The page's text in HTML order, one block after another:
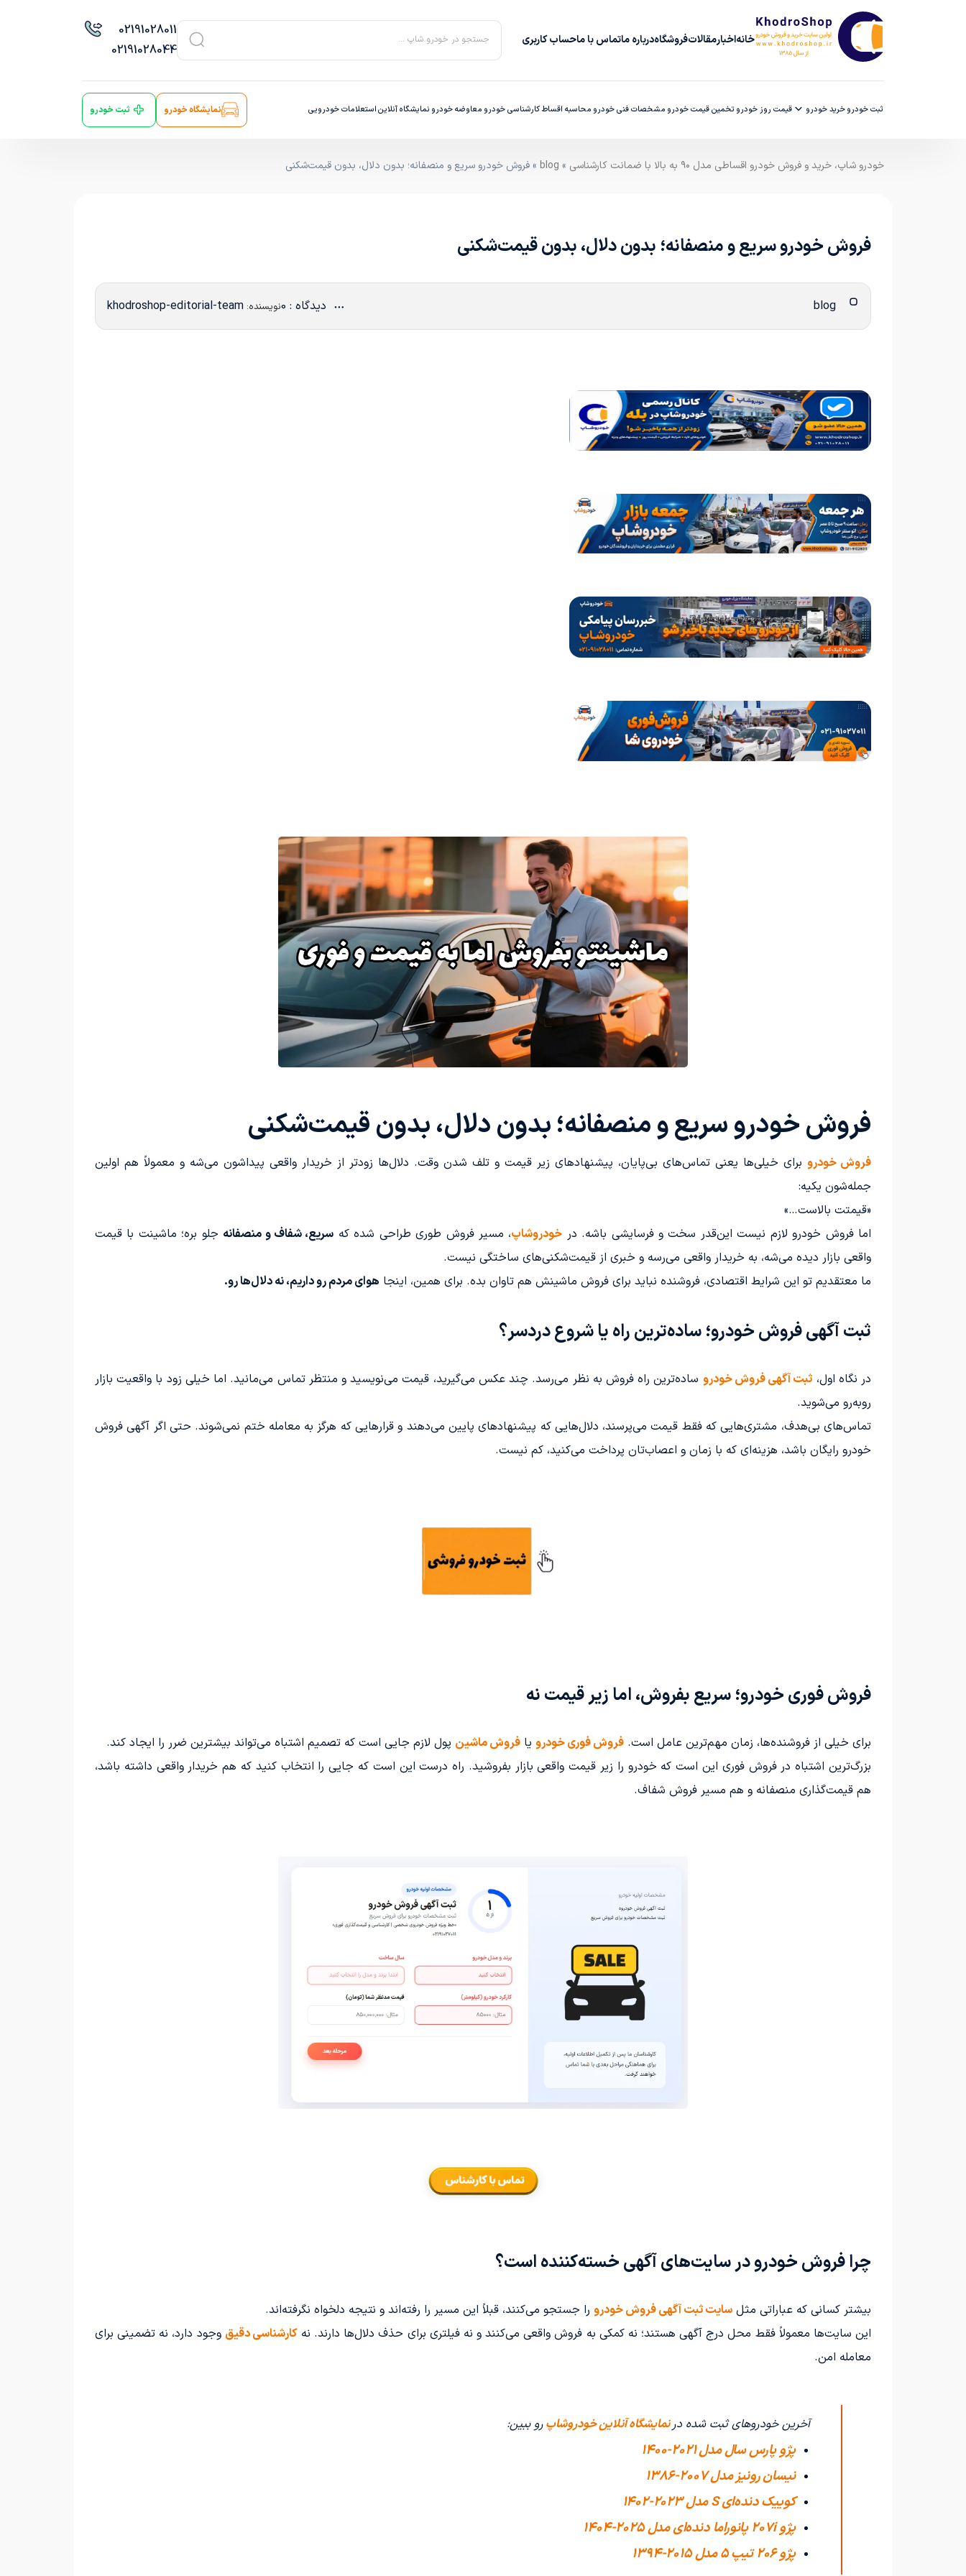
خانهاخبارمقالاتفروشگاهدرباره‌ ماتماس با ماحساب کاربری جستجو در خودرو شاپ ...
02191028011
02191028044
ثبت خودروخرید خودرو قیمت روز خودرو تخمین قیمت خودرو مشخصات فنی خودرو محاسبه اقساطکارشناسی خودرو معاوضه خودرو نمایشگاه آنلایناستعلامات خودرویی نمایشگاه خودرو ثبت خودرو
خودرو شاپ، خرید و فروش خودرو اقساطی مدل ۹۰ به بالا با ضمانت کارشناسی »
blog » فروش خودرو سریع و منصفانه؛ بدون دلال، بدون قیمت‌شکنی
فروش خودرو سریع و منصفانه؛ بدون دلال، بدون قیمت‌شکنی
دیدگاه : 0 نویسنده: khodroshop-editorial-team
فروش خودرو سریع و منصفانه؛ بدون دلال، بدون قیمت‌شکنی
فروش خودرو برای خیلی‌ها یعنی تماس‌های بی‌پایان، پیشنهادهای زیر قیمت و تلف شدن وقت. دلال‌ها زودتر از خریدار واقعی پیداشون می‌شه و معمولاً هم اولین
جمله‌شون یکیه:
«قیمتت بالاست…»
اما فروش خودرو لازم نیست این‌قدر سخت و فرسایشی باشه. در خودروشاپ، مسیر فروش طوری طراحی شده که سریع، شفاف و منصفانه جلو بره؛ ماشینت با قیمت
واقعی بازار دیده می‌شه، به خریدار واقعی می‌رسه و خبری از قیمت‌شکنی‌های ساختگی نیست.
ما معتقدیم تو این شرایط اقتصادی، فروشنده نباید برای فروش ماشینش هم تاوان بده. برای همین، اینجا هوای مردم رو داریم، نه دلال‌ها رو.
ثبت آگهی فروش خودرو؛ ساده‌ترین راه یا شروع دردسر؟
در نگاه اول، ثبت آگهی فروش خودرو ساده‌ترین راه فروش به نظر می‌رسد. چند عکس می‌گیرید، قیمت می‌نویسید و منتظر تماس می‌مانید. اما خیلی زود با واقعیت بازار
روبه‌رو می‌شوید.
تماس‌های بی‌هدف، مشتری‌هایی که فقط قیمت می‌پرسند، دلال‌هایی که پیشنهادهای پایین می‌دهند و قرارهایی که هرگز به معامله ختم نمی‌شوند. حتی اگر آگهی فروش
خودرو رایگان باشد، هزینه‌ای که با زمان و اعصاب‌تان پرداخت می‌کنید، کم نیست.
فروش فوری خودرو؛ سریع بفروش، اما زیر قیمت نه
برای خیلی از فروشنده‌ها، زمان مهم‌ترین عامل است. فروش فوری خودرو یا فروش ماشین پول لازم جایی است که تصمیم اشتباه می‌تواند بیشترین ضرر را ایجاد کند.
بزرگ‌ترین اشتباه در فروش فوری این است که خودرو را زیر قیمت واقعی بازار بفروشید. راه درست این است که جایی را انتخاب کنید که هم خریدار واقعی داشته باشد،
هم قیمت‌گذاری منصفانه و هم مسیر فروش شفاف.
چرا فروش خودرو در سایت‌های آگهی خسته‌کننده است؟
بیشتر کسانی که عباراتی مثل سایت ثبت آگهی فروش خودرو را جستجو می‌کنند، قبلاً این مسیر را رفته‌اند و نتیجه دلخواه نگرفته‌اند.
این سایت‌ها معمولاً فقط محل درج آگهی هستند؛ نه کمکی به فروش واقعی می‌کنند و نه فیلتری برای حذف دلال‌ها دارند. نهکارشناسی دقیق وجود دارد، نه تضمینی برای
معامله امن.
آخرین خودروهای ثبت شده درنمایشگاه آنلاین خودروشاپرو ببین:
پژو پارس سال مدل 2021-1400
نیسان رونیز مدل 2007-1386
کوییک دنده‌ای S مدل 2023-1402
پژو 207i پانوراما دنده‌ای مدل 2025-1404
پژو 206 تیپ ۵ مدل 2015-1394